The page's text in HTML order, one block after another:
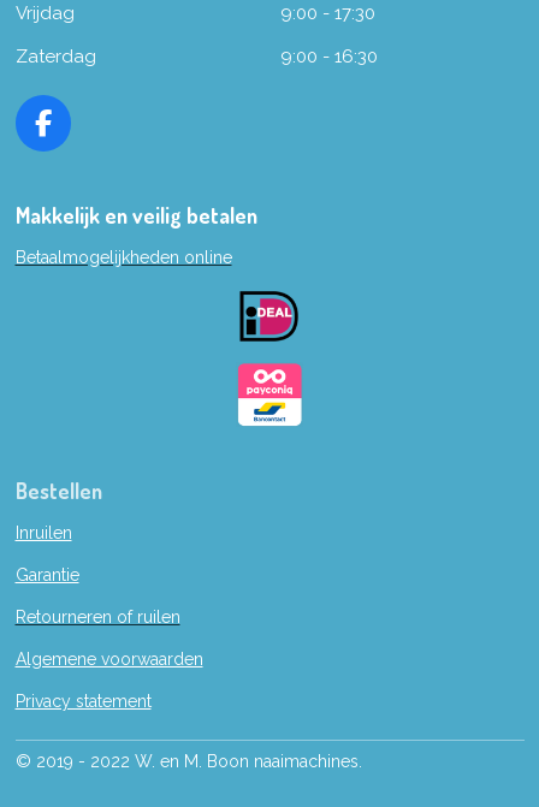
Vrijdag
9:00 - 17:30
Zaterdag
9:00 - 16:30
F
e
o
Makkelijk en veilig betalen
Betaalmogelijkheden online
Bestellen
Inruilen
Garantie
Retourneren of ruilen
Algemene voorwaarden
Privacy statement
© 2019 - 2022 W. en M. Boon naaimachines.